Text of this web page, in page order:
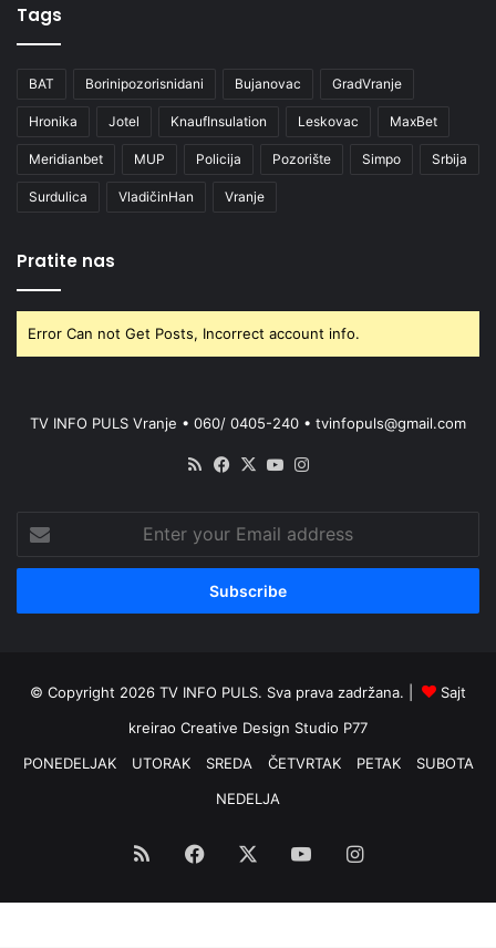
Tags
BAT Borinipozorisnidani Bujanovac GradVranje
Hronika Jotel KnaufInsulation Leskovac MaxBet
Meridianbet MUP Policija Pozorište Simpo Srbija
Surdulica VladičinHan Vranje
Pratite nas
Error Can not Get Posts, Incorrect account info.
TV INFO PULS Vranje • 060/ 0405-240 • tvinfopuls@gmail.com
RSS Facebook
X YouTube
your
Email
© Copyright 2026 TV INFO PULS. Sva prava zadržana. |
Sajt
kreirao Creative Design Studio P77
PONEDELJAK
UTORAK SREDA ČETVRTAK PETAK
SUBOTA
NEDELJA
RSS Facebook YouTubeInstagram